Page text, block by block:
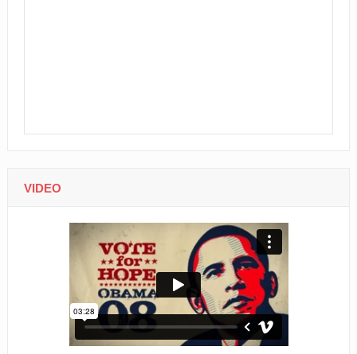
VIDEO